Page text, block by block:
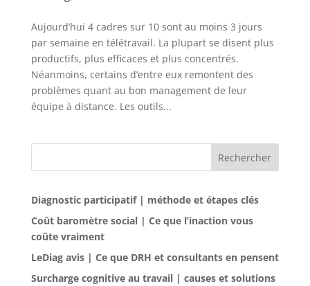
Aujourd’hui 4 cadres sur 10 sont au moins 3 jours
par semaine en télétravail. La plupart se disent plus
productifs, plus efficaces et plus concentrés.
Néanmoins, certains d’entre eux remontent des
problèmes quant au bon management de leur
équipe à distance. Les outils...
Rechercher
Diagnostic participatif | méthode et étapes clés
Coût baromètre social | Ce que l’inaction vous
coûte vraiment
LeDiag avis | Ce que DRH et consultants en pensent
Surcharge cognitive au travail | causes et solutions